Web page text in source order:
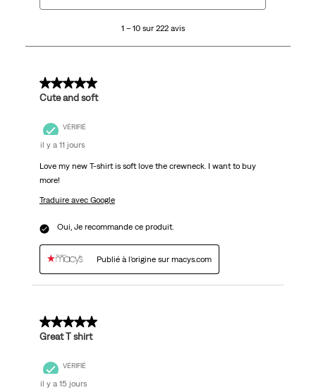
222
1 – 10 sur 222 avis
5 sur 5 étoiles.
Cute and soft
VÉRIFIÉ
il y a 11 jours
Love my new T-shirt is soft love the crewneck. I want to buy
more!
Traduire avec Google
Oui, Je recommande ce produit.
Publié à l'origine sur macys.com
5 sur 5 étoiles.
Great T shirt
VÉRIFIÉ
il y a 15 jours